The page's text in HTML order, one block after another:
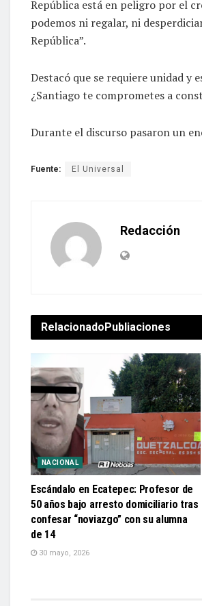
República está en peligro por el
podemos ni regalar, ni
República”.
Destacó que se requiere unidad y
¿Santiago te comprometes a
Durante el discurso pasaron un
Fuente: El Universal
Redacción
RelacionadoPubliaciones
NACIONAL
Escándalo en Ecatepec: Profesor de
50 años bajo arresto domiciliario tras
confesar “noviazgo” con su alumna
de 14
30 mayo, 2026